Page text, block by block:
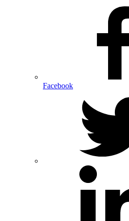
Facebook